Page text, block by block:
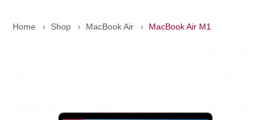
Home Shop MacBook Air MacBook Air M1